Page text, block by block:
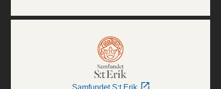
Samfundet S:t Erik